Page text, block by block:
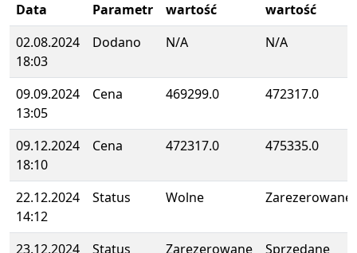
Data Parametr
wartość
wartość
02.08.2024
18:03
Dodano N/A N/A
09.09.2024
13:05
Cena 469299.0 472317.0
09.12.2024
18:10
Cena 472317.0 475335.0
22.12.2024
14:12
Status Wolne Zarezerowane
23.12.2024 Status Zarezerowane Sprzedane